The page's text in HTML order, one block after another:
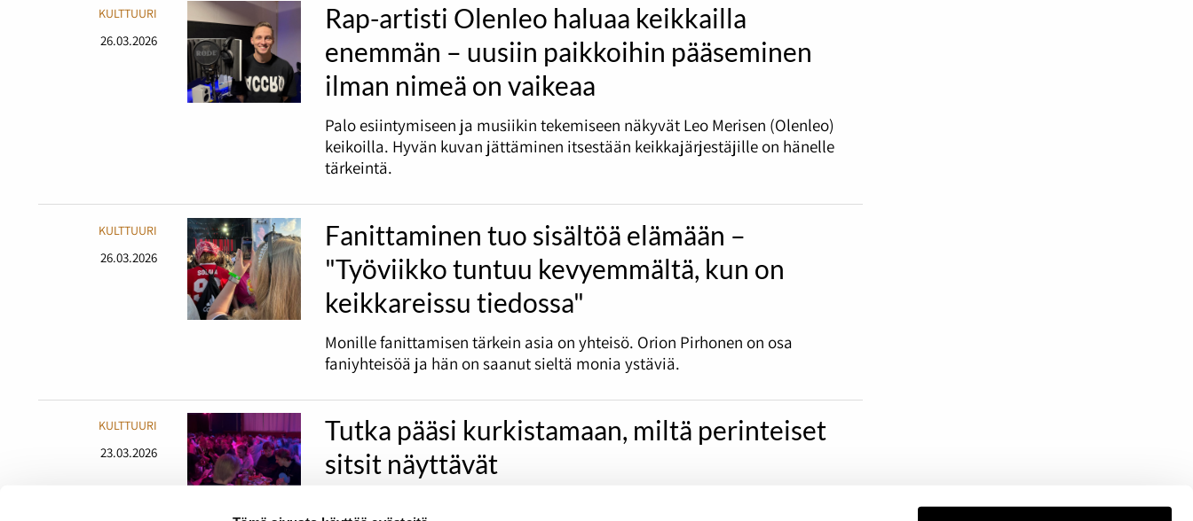
KULTTUURI
26.03.2026
Rap-artisti Olenleo haluaa keikkailla
enemmän – uusiin paikkoihin pääseminen
ilman nimeä on vaikeaa
Palo esiintymiseen ja musiikin tekemiseen näkyvät Leo Merisen (Olenleo)
keikoilla. Hyvän kuvan jättäminen itsestään keikkajärjestäjille on hänelle
tärkeintä.
KULTTUURI
26.03.2026
Fanittaminen tuo sisältöä elämään –
"Työviikko tuntuu kevyemmältä, kun on
keikkareissu tiedossa"
Monille fanittamisen tärkein asia on yhteisö. Orion Pirhonen on osa
faniyhteisöä ja hän on saanut sieltä monia ystäviä.
KULTTUURI
23.03.2026
Tutka pääsi kurkistamaan, miltä perinteiset
sitsit näyttävät